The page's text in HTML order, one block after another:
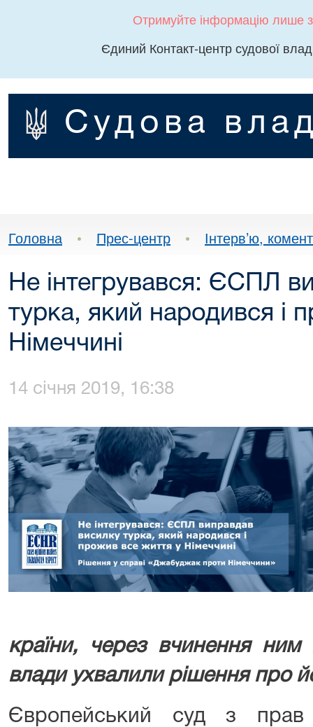
Отримуйте інформацію лише
Єдиний Контакт-центр судової
Судова
Головна • Прес-центр • Інтерв’ю,
Не інтегрувався: ЄСПЛ
турка, який народився і
Німеччині
14 січня 2019, 16:38
країни, через вчинення ним
влади ухвалили рішення про
Європейський суд з